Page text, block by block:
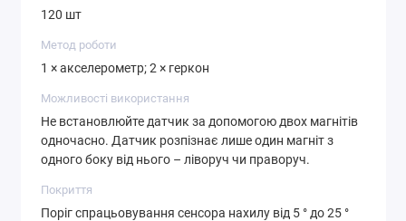
120 шт
Метод роботи
1 × акселерометр; 2 × геркон
Можливості використання
Не встановлюйте датчик за допомогою двох магнітів
одночасно. Датчик розпізнає лише один магніт з
одного боку від нього – ліворуч чи праворуч.
Покриття
Поріг спрацьовування сенсора нахилу від 5 ° до 25 °